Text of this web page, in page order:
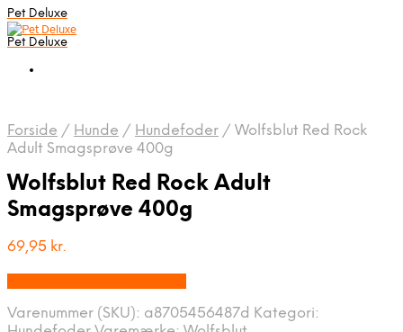
Pet Deluxe
Pet Deluxe
Forside / Hunde / Hundefoder / Wolfsblut Red Rock
Adult Smagsprøve 400g
Wolfsblut Red Rock Adult
Smagsprøve 400g
69,95 kr.
Varenummer (SKU): a8705456487d Kategori: